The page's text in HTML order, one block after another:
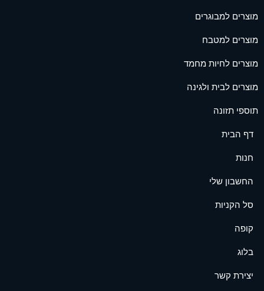
מוצרים למבוגרים
מוצרים למטבח
מוצרים לחיות מחמד
מוצרים לבית ולגינה
תוספי תזונה
דף הבית
חנות
החשבון שלי
סל הקניות
קופה
בלוג
יצירת קשר